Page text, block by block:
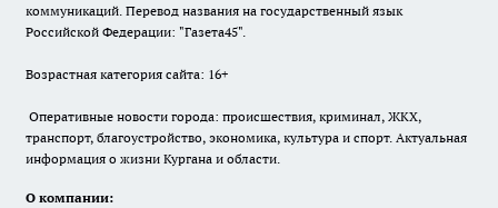
коммуникаций. Перевод названия на государственный язык
Российской Федерации: "Газета45".
Возрастная категория сайта: 16+
Оперативные новости города: происшествия, криминал, ЖКХ,
транспорт, благоустройство, экономика, культура и спорт. Актуальная
информация о жизни Кургана и области.
О компании: